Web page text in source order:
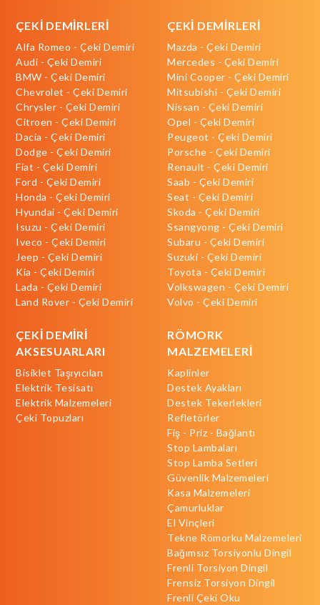
ÇEKİ DEMİRLERİ
Alfa Romeo - Çeki Demiri
Audi - Çeki Demiri
BMW - Çeki Demiri
Chevrolet - Çeki Demiri
Chrysler - Çeki Demiri
Citroen - Çeki Demiri
Dacia - Çeki Demiri
Dodge - Çeki Demiri
Fiat - Çeki Demiri
Ford - Çeki Demiri
Honda - Çeki Demiri
Hyundai - Çeki Demiri
Isuzu - Çeki Demiri
Iveco - Çeki Demiri
Jeep - Çeki Demiri
Kia - Çeki Demiri
Lada - Çeki Demiri
Land Rover - Çeki Demiri
ÇEKİ DEMİRLERİ
Mazda - Çeki Demiri
Mercedes - Çeki Demiri
Mini Cooper - Çeki Demiri
Mitsubishi - Çeki Demiri
Nissan - Çeki Demiri
Opel - Çeki Demiri
Peugeot - Çeki Demiri
Porsche - Çeki Demiri
Renault - Çeki Demiri
Saab - Çeki Demiri
Seat - Çeki Demiri
Skoda - Çeki Demiri
Ssangyong - Çeki Demiri
Subaru - Çeki Demiri
Suzuki - Çeki Demiri
Toyota - Çeki Demiri
Volkswagen - Çeki Demiri
Volvo - Çeki Demiri
ÇEKİ DEMİRİ
AKSESUARLARI
Bisiklet Taşıyıcıları
Elektrik Tesisatı
Elektrik Malzemeleri
Çeki Topuzları
RÖMORK
MALZEMELERİ
Kaplinler
Destek Ayakları
Destek Tekerlekleri
Refletörler
Fiş - Priz - Bağlantı
Stop Lambaları
Stop Lamba Setleri
Güvenlik Malzemeleri
Kasa Malzemeleri
Çamurluklar
El Vinçleri
Tekne Römorku Malzemeleri
Bağımsız Torsiyonlu Dingil
Frenli Torsiyon Dingil
Frensiz Torsiyon Dingil
Frenli Çeki Oku